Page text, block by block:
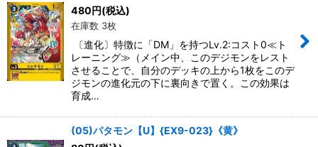
480円(税込)
在庫数 3枚
〔進化〕特徴に「DM」を持つLv.2:コスト0≪ト
レーニング≫（メイン中、このデジモンをレスト
させることで、自分のデッキの上から1枚をこのデ
ジモンの進化元の下に裏向きで置く。この効果は
育成…
(05)パタモン【U】{EX9-023}《黄》